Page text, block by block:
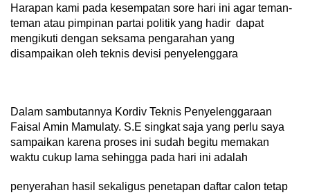
Harapan kami pada kesempatan sore hari ini agar teman-
teman atau pimpinan partai politik yang hadir dapat
mengikuti dengan seksama pengarahan yang
disampaikan oleh teknis devisi penyelenggara
Dalam sambutannya Kordiv Teknis Penyelenggaraan
Faisal Amin Mamulaty. S.E singkat saja yang perlu saya
sampaikan karena proses ini sudah begitu memakan
waktu cukup lama sehingga pada hari ini adalah
penyerahan hasil sekaligus penetapan daftar calon tetap